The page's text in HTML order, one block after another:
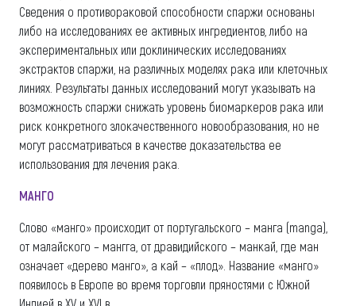
Сведения о противораковой способности спаржи основаны
либо на исследованиях ее активных ингредиентов, либо на
экспериментальных или доклинических исследованиях
экстрактов спаржи, на различных моделях рака или клеточных
линиях. Результаты данных исследований могут указывать на
возможность спаржи снижать уровень биомаркеров рака или
риск конкретного злокачественного новообразования, но не
могут рассматриваться в качестве доказательства ее
использования для лечения рака.
МАНГО
Слово «манго» происходит от португальского – манга (manga),
от малайского – мангга, от дравидийского – манкай, где ман
означает «дерево манго», а кай – «плод». Название «манго»
появилось в Европе во время торговли пряностями с Южной
Индией в XV и XVI в.